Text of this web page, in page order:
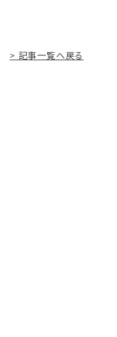
> 記事一覧へ戻る